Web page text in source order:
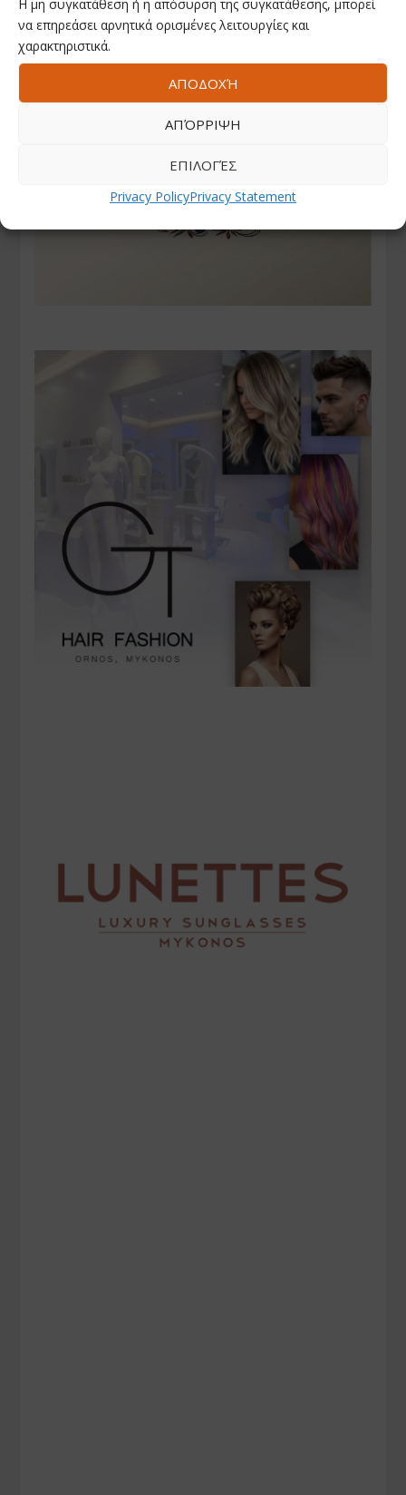
Η μη συγκατάθεση ή η απόσυρση της συγκατάθεσης, μπορεί
να επηρεάσει αρνητικά ορισμένες λειτουργίες και
χαρακτηριστικά.
ΑΠΟΔΟΧΉ
ΑΠΌΡΡΙΨΗ
ΕΠΙΛΟΓΈΣ
Privacy PolicyPrivacy Statement